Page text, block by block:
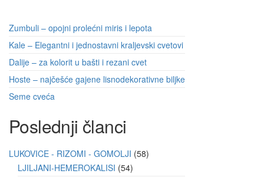
Zumbuli – opojni prolećni miris i lepota
Kale – Elegantni i jednostavni kraljevski cvetovi
Dalije – za kolorit u bašti i rezani cvet
Hoste – najčešće gajene lisnodekorativne biljke
Seme cveća
Poslednji članci
LUKOVICE - RIZOMI - GOMOLJI 58
LJILJANI-HEMEROKALISI 54